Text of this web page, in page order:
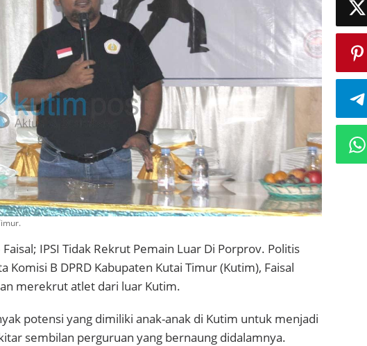
Faisal; IPSI Tidak Rekrut Pemain Luar Di Porprov. Politis
Komisi B DPRD Kabupaten Kutai Timur (Kutim), Faisal
merekrut atlet dari luar Kutim.
potensi yang dimiliki anak-anak di Kutim untuk menjadi
sembilan perguruan yang bernaung didalamnya.